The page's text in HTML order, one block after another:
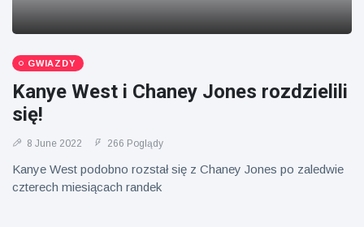
GWIAZDY
Kanye West i Chaney Jones rozdzielili
się!
8 June 2022 266 Poglądy
Kanye West podobno rozstał się z Chaney Jones po zaledwie
czterech miesiącach randek